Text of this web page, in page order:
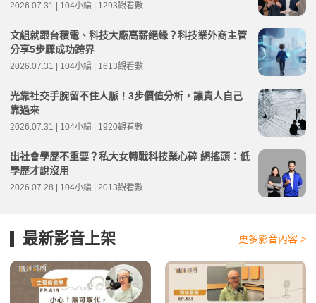
2026.07.31 | 104小編 | 1293觀看數
文組就跟台積電、科技大廠高薪絕緣？科技業外商主管
分享5步驟成功跨界
2026.07.31 | 104小編 | 1613觀看數
光靠社交手腕留不住人脈！3步價值分析，讓貴人自己
靠過來
2026.07.31 | 104小編 | 1920觀看數
出社會學歷不重要？私大女轉戰科技業心碎 網搖頭：低
學歷才說沒用
2026.07.28 | 104小編 | 2013觀看數
最新影音上架 更多影音內容 >